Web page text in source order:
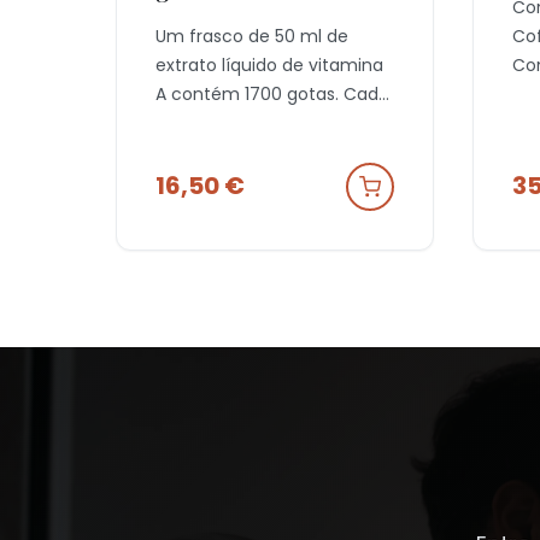
Um frasco de 50 ml de
extrato líquido de vitamina
A contém 1700 gotas. Cada
UI (1500 microgramas) de
16,50€